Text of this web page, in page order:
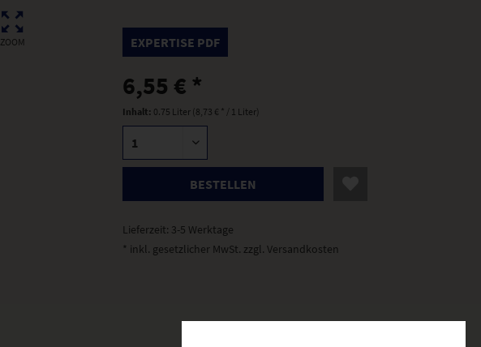
ZOOM EXPERTISE PDF
6,55 € *
Inhalt: 0.75 Liter (8,73 € * / 1 Liter)
BESTELLEN
Lieferzeit: 3-5 Werktage
* inkl. gesetzlicher MwSt. zzgl. Versandkosten